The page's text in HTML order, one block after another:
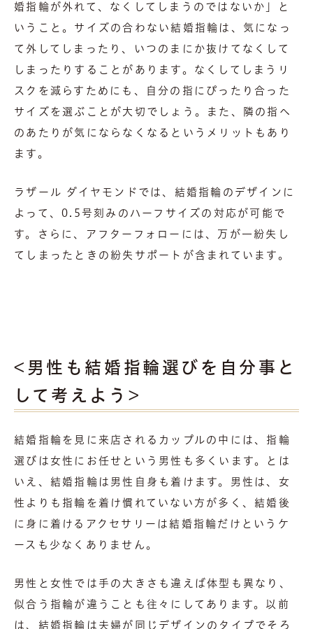
婚指輪が外れて、なくしてしまうのではないか」と
いうこと。サイズの合わない結婚指輪は、気になっ
て外してしまったり、いつのまにか抜けてなくして
しまったりすることがあります。なくしてしまうリ
スクを減らすためにも、自分の指にぴったり合った
サイズを選ぶことが大切でしょう。また、隣の指へ
のあたりが気にならなくなるというメリットもあり
ます。
ラザール ダイヤモンドでは、結婚指輪のデザインに
よって、0.5号刻みのハーフサイズの対応が可能で
す。さらに、アフターフォローには、万が一紛失し
てしまったときの紛失サポートが含まれています。
<男性も結婚指輪選びを自分事と
して考えよう>
結婚指輪を見に来店されるカップルの中には、指輪
選びは女性にお任せという男性も多くいます。とは
いえ、結婚指輪は男性自身も着けます。男性は、女
性よりも指輪を着け慣れていない方が多く、結婚後
に身に着けるアクセサリーは結婚指輪だけというケ
ースも少なくありません。
男性と女性では手の大きさも違えば体型も異なり、
似合う指輪が違うことも往々にしてあります。以前
は、結婚指輪は夫婦が同じデザインのタイプでそろ